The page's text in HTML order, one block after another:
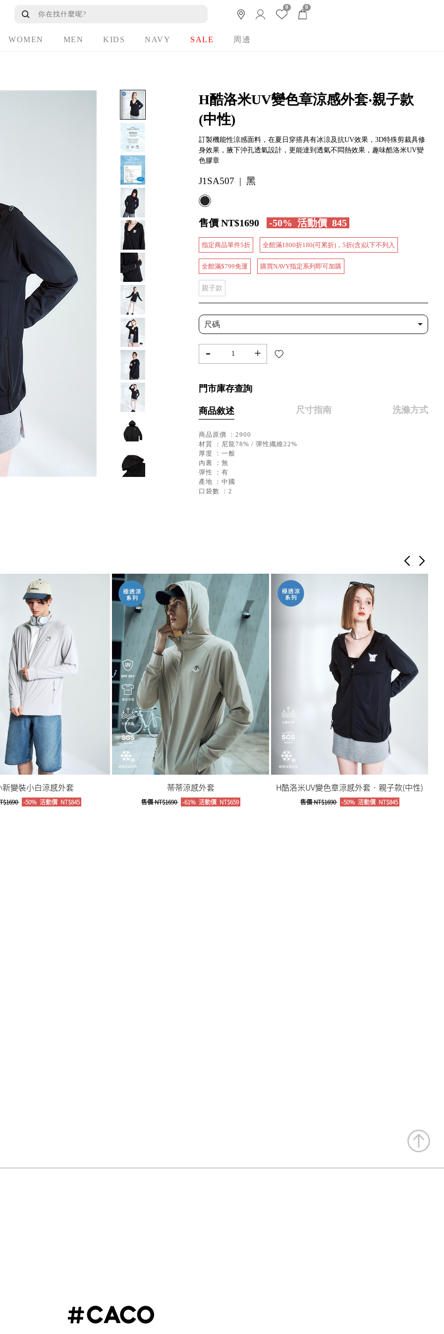
0 0
WOMEN MEN KIDS NAVY SALE 周邊
H酷洛米UV變色章涼感外套‧親子款
(中性)
訂製機能性涼感面料，在夏日穿搭具有冰涼及抗UV效果，3D特殊剪裁具修
身效果，腋下沖孔透氣設計，更能達到透氣不悶熱效果，趣味酷洛米UV變
色膠章
J1SA507 | 黑
售價 NT$1690 -50% 活動價 845
指定商品單件5折 全館滿1800折180(可累折)，5折(含)以下不列入
全館滿$799免運 購買NAVY指定系列即可加購
親子款
尺碼
- +
門市庫存查詢
商品敘述 尺寸指南 洗滌方式
商品原價 ：2900
材質 ：尼龍78% / 彈性纖維22%
厚度 ：一般
內裏 ：無
彈性 ：有
產地 ：中國
口袋數 ：2
新變裝小白涼感外套
-50% 活動價NT$845
蒂蒂涼感外套
售價NT$1690 -61% 活動價NT$659
H酷洛米UV變色章涼感外套‧親子款(中性)
售價NT$1690 -50% 活動價NT$845